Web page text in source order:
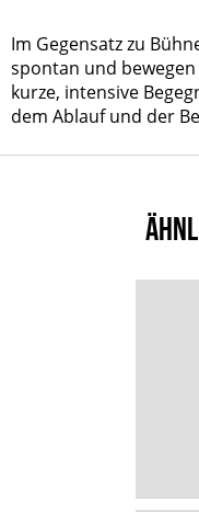
Im Gegensatz zu
spontan und
kurze, intensive
dem Ablauf und der